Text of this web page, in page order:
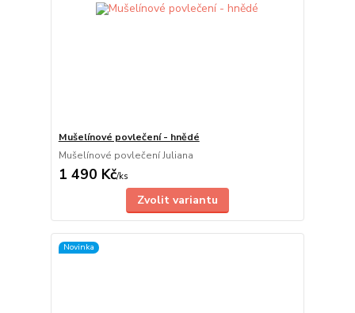
Mušelínové povlečení - hnědé
Mušelínové povlečení Juliana
1 490 Kč/ks
Zvolit variantu
Novinka